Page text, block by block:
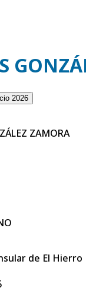
2026
ZAMORA
de El Hierro